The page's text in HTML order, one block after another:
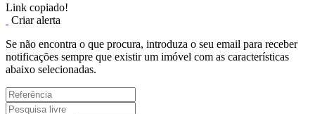
Link copiado!
Criar alerta
Se não encontra o que procura, introduza o seu email para receber
notificações sempre que existir um imóvel com as características
abaixo selecionadas.